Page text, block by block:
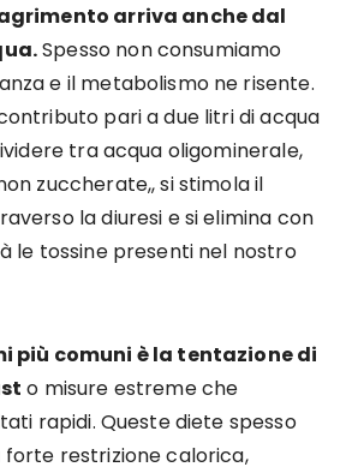
arriva anche dal
Spesso non consumiamo
e il metabolismo ne risente.
pari a due litri di acqua
tra acqua oligominerale,
zuccherate,, si stimola il
la diuresi e si elimina con
le tossine presenti nel nostro
più comuni è la tentazione di
o misure estreme che
rapidi. Queste diete spesso
restrizione calorica,